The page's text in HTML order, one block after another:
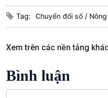
Tài nguyên và Môi trường
Chuyên gia của bạn
Bước chân đến trường
Tag: Chuyển đổi số
Xem trên các nền tảng
Bình luận